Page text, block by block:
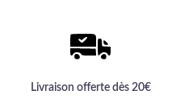
Livraison offerte dès 20€